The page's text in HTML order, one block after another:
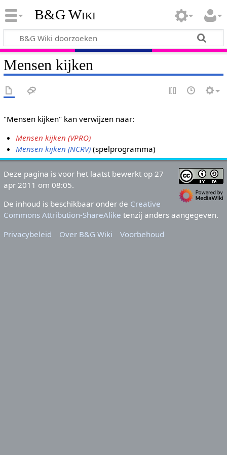
B&G Wiki
Mensen kijken
"Mensen kijken" kan verwijzen naar:
Mensen kijken (VPRO)
Mensen kijken (NCRV) (spelprogramma)
Deze pagina is voor het laatst bewerkt op 27
apr 2011 om 08:05.
De inhoud is beschikbaar onder de Creative
Commons Attribution-ShareAlike tenzij anders aangegeven.
Privacybeleid
Over B&G Wiki Voorbehoud